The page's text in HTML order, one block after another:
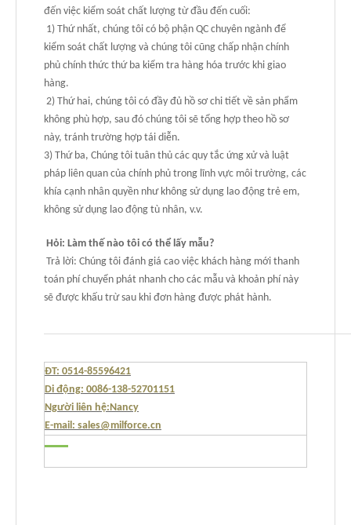
đến việc kiểm soát chất lượng từ đầu đến cuối:
1) Thứ nhất, chúng tôi có bộ phận QC chuyên ngành để
kiểm soát chất lượng và chúng tôi cũng chấp nhận chính
phủ chính thức thứ ba kiểm tra hàng hóa trước khi giao
hàng.
2) Thứ hai, chúng tôi có đầy đủ hồ sơ chi tiết về sản phẩm
không phù hợp, sau đó chúng tôi sẽ tổng hợp theo hồ sơ
này, tránh trường hợp tái diễn.
3) Thứ ba, Chúng tôi tuân thủ các quy tắc ứng xử và luật
pháp liên quan của chính phủ trong lĩnh vực môi trường, các
khía cạnh nhân quyền như không sử dụng lao động trẻ em,
không sử dụng lao động tù nhân, v.v.
Hỏi: Làm thế nào tôi có thể lấy mẫu?
Trả lời: Chúng tôi đánh giá cao việc khách hàng mới thanh
toán phí chuyển phát nhanh cho các mẫu và khoản phí này
sẽ được khấu trừ sau khi đơn hàng được phát hành.
ĐT: 0514-85596421
Di động: 0086-138-52701151
Người liên hệ:Nancy
E-mail: sales@milforce.cn